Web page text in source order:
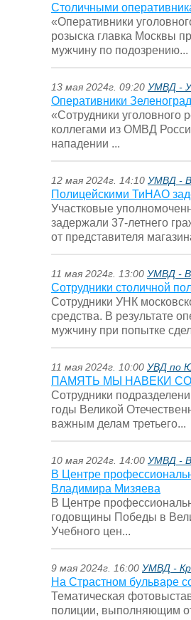
Столичными
«Оперативники
розыска главка Москвы
мужчину по подозрению...
13 мая 2024г. 09:20 УМВД -
Оперативники
«Сотрудники
коллегами из ОМВД
нападении ...
12 мая 2024г. 14:10 УМВД - В
Полицейскими ТиНАО
Участковые
задержали 37-летнего
от представителя
11 мая 2024г. 13:00 УМВД - В
Сотрудники столичной
Сотрудники УНК
средства. В результате
мужчину при попытке
11 мая 2024г. 10:00 УВД по
ПАМЯТЬ МЫ НАВЕКИ
Сотрудники
годы Великой
важным делам третьего...
10 мая 2024г. 14:00 УМВД - В
В Центре
Владимира Мизяева
В Центре
годовщины Победы в
Учебного цен...
9 мая 2024г. 16:00 УМВД -
На Страстном бульваре
Тематическая
полиции, выполняющим